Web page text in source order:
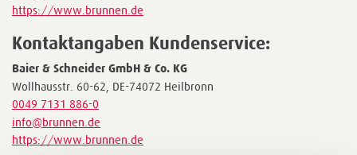
https://www.brunnen.de
Kontaktangaben Kundenservice:
Baier & Schneider GmbH & Co. KG
Wollhausstr. 60-62, DE-74072 Heilbronn
0049 7131 886-0
info@brunnen.de
https://www.brunnen.de